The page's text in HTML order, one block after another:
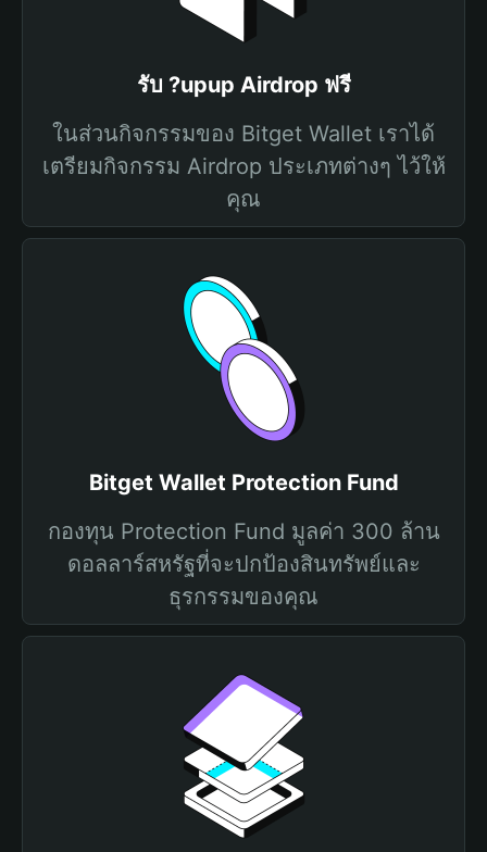
รับ ?upup Airdrop ฟรี
ในส่วนกิจกรรมของ Bitget Wallet เราได้
เตรียมกิจกรรม Airdrop ประเภทต่างๆ ไว้ให้
คุณ
Bitget Wallet Protection Fund
กองทุน Protection Fund มูลค่า 300 ล้าน
ดอลลาร์สหรัฐที่จะปกป้องสินทรัพย์และ
ธุรกรรมของคุณ